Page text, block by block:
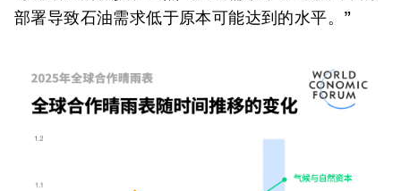
部署导致石油需求低于原本可能达到的水平。”